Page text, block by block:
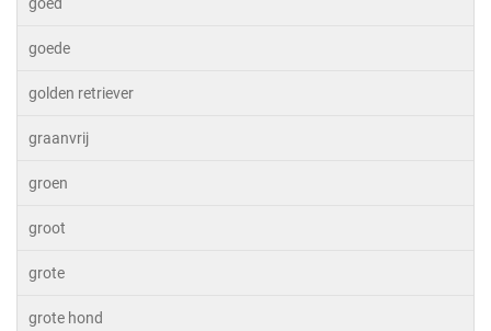
goede
golden retriever
graanvrij
groen
groot
grote
grote hond